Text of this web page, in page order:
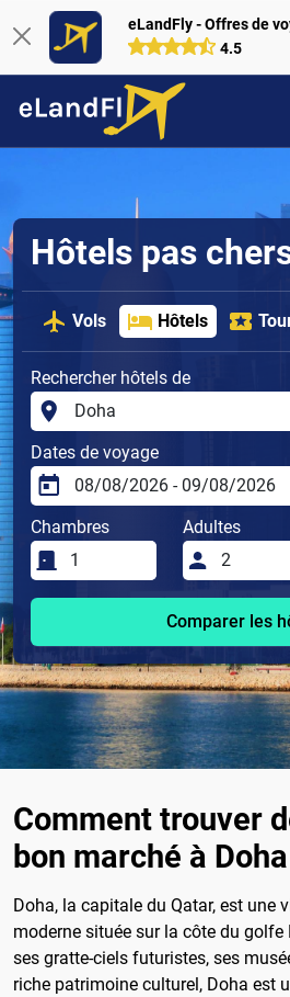
eLandFly - Offres de
4.5
Hôtels pas
Vols Hôtels
Rechercher hôtels de
Dates de voyage
Chambres Adultes
Comparer les
Comment trouver
bon marché à Doha
Doha, la capitale du Qatar, est une
moderne située sur la côte du golfe
ses gratte-ciels futuristes, ses
riche patrimoine culturel, Doha est